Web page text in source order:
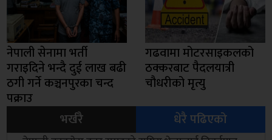
नेपाली सेनामा भर्ती
गराइदिने भन्दै दुई लाख बढी
ठगी गर्ने कञ्चनपुरका चन्द
पक्राउ
गढवामा मोटरसाइकलको
ठक्करबाट पैदलयात्री
चौधरीको मृत्यु
भर्खरै
धेरै पढिएको